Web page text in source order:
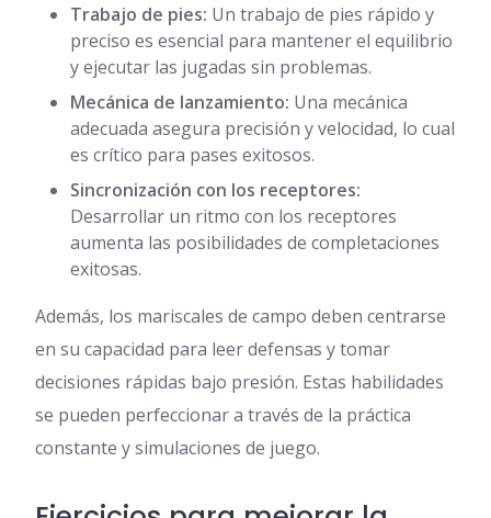
Trabajo de pies: Un trabajo de pies rápido y
preciso es esencial para mantener el equilibrio
y ejecutar las jugadas sin problemas.
Mecánica de lanzamiento: Una mecánica
adecuada asegura precisión y velocidad, lo cual
es crítico para pases exitosos.
Sincronización con los receptores:
Desarrollar un ritmo con los receptores
aumenta las posibilidades de completaciones
exitosas.
Además, los mariscales de campo deben centrarse
en su capacidad para leer defensas y tomar
decisiones rápidas bajo presión. Estas habilidades
se pueden perfeccionar a través de la práctica
constante y simulaciones de juego.